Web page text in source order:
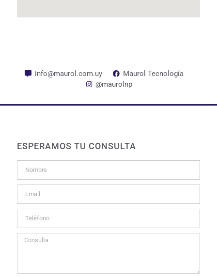
info@maurol.com.uy
Maurol Tecnología
@maurolnp
ESPERAMOS TU CONSULTA